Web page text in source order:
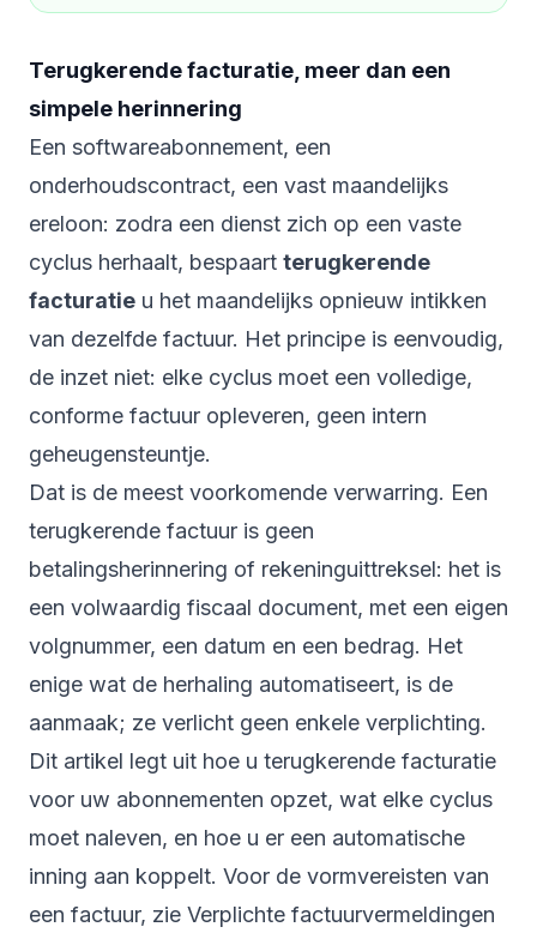
Terugkerende facturatie, meer dan een
simpele herinnering
Een softwareabonnement, een
onderhoudscontract, een vast maandelijks
ereloon: zodra een dienst zich op een vaste
cyclus herhaalt, bespaart terugkerende
facturatie u het maandelijks opnieuw intikken
van dezelfde factuur. Het principe is eenvoudig,
de inzet niet: elke cyclus moet een volledige,
conforme factuur opleveren, geen intern
geheugensteuntje.
Dat is de meest voorkomende verwarring. Een
terugkerende factuur is geen
betalingsherinnering of rekeninguittreksel: het is
een volwaardig fiscaal document, met een eigen
volgnummer, een datum en een bedrag. Het
enige wat de herhaling automatiseert, is de
aanmaak; ze verlicht geen enkele verplichting.
Dit artikel legt uit hoe u terugkerende facturatie
voor uw abonnementen opzet, wat elke cyclus
moet naleven, en hoe u er een automatische
inning aan koppelt. Voor de vormvereisten van
een factuur, zie Verplichte factuurvermeldingen